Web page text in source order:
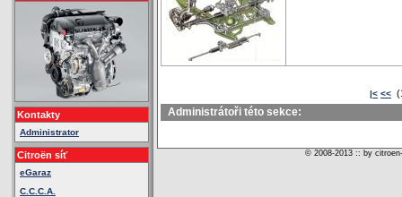
Kontakty
Administrator
Citroën síť
eGaraz
C.C.C.A.
|< <<
Administrátoři této sekce:
© 2008-2013 :: by